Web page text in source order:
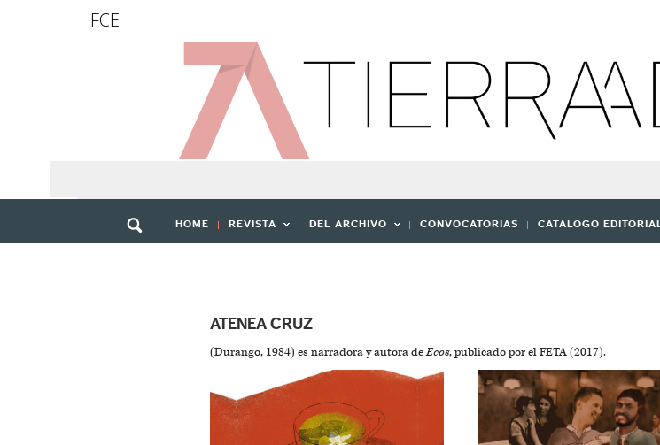
FCE
HOME REVISTA DEL ARCHIVO CONVOCATORIAS CATÁLOGO EDITORIAL
ATENEA CRUZ
(Durango, 1984) es narradora y autora deEcos, publicado por el FETA (2017).